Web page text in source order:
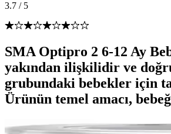
3.7 / 5
SMA Optipro 2 6-12 Ay
yakından ilişkilidir ve
grubundaki bebekler için
Ürünün temel amacı,